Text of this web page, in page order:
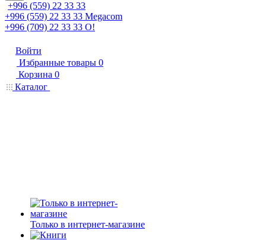
+996 (559) 22 33 33
+996 (559) 22 33 33 Megacom
+996 (709) 22 33 33 O!
Войти
Избранные товары 0
Корзина 0
Каталог
Только в интернет-магазине